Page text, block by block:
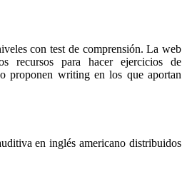
con test de comprensión. La web
recursos para hacer ejercicios de
proponen writing en los que aportan
en inglés americano distribuidos